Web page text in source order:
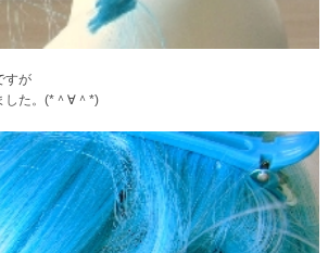
すが
した。(*＾∀＾*)